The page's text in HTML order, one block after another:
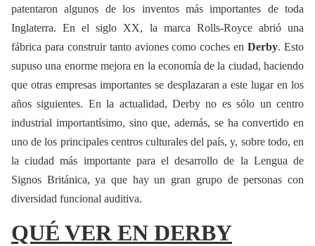
patentaron algunos de los inventos más importantes de toda
Inglaterra. En el siglo XX, la marca Rolls-Royce abrió una
fábrica para construir tanto aviones como coches enDerby. Esto
supuso una enorme mejora en la economía de la ciudad, haciendo
que otras empresas importantes se desplazaran a este lugar en los
años siguientes. En la actualidad, Derby no es sólo un centro
industrial importantísimo, sino que, además, se ha convertido en
uno de los principales centros culturales del país, y, sobre todo, en
la ciudad más importante para el desarrollo de la Lengua de
Signos Británica, ya que hay un gran grupo de personas con
diversidad funcional auditiva.
QUÉ VER EN DERBY